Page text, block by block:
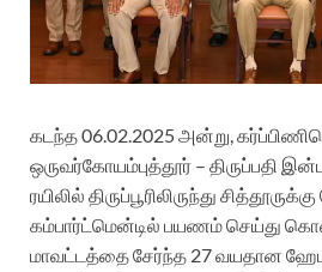
கடந்த 06.02.2025 அன்று,
ஒருவர்கோயம்புத்தூர் – திருப்பதி
ரயிலில் திருப்பூரிலிருந்து
கம்பார்ட்மென்டில் பயணம் செய்து
மாவட்டத்தை சேர்ந்த 27 வயதான